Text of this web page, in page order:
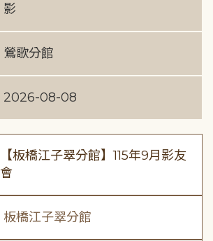
影
鶯歌分館
2026-08-08
【板橋江子翠分館】115年9月影友
會
板橋江子翠分館